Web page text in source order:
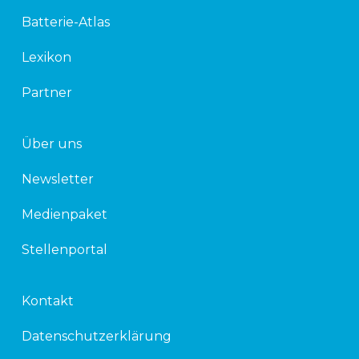
Batterie-Atlas
Lexikon
Partner
Über uns
Newsletter
Medienpaket
Stellenportal
Kontakt
Datenschutzerklärung